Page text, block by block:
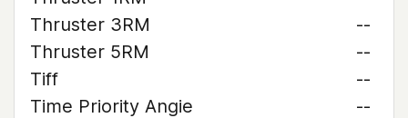
Thruster 3RM
--
Thruster 5RM
--
Tiff
--
Time Priority Angie
--